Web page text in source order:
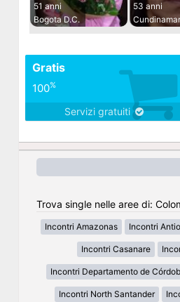
51 anni
Bogota D.C.
53 anni
Gratis
100%
Servizi gratuiti
Trova single nelle aree di:
Incontri Amazonas Incontri
Incontri Casanare
Incontri Departamento de
Incontri North Santander